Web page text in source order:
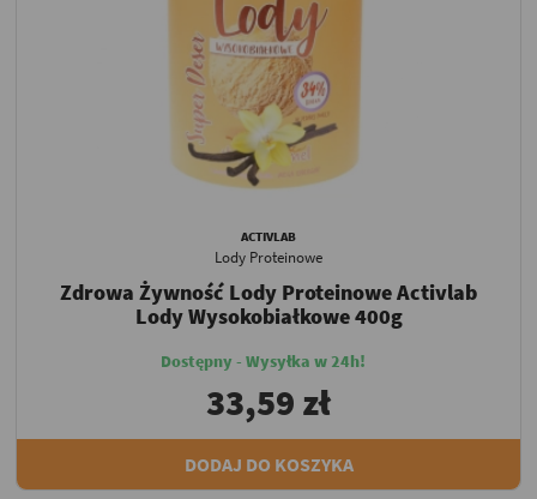
ACTIVLAB
Lody Proteinowe
Zdrowa Żywność Lody Proteinowe Activlab
Lody Wysokobiałkowe 400g
Dostępny - Wysyłka w 24h!
33,59 zł
DODAJ DO KOSZYKA